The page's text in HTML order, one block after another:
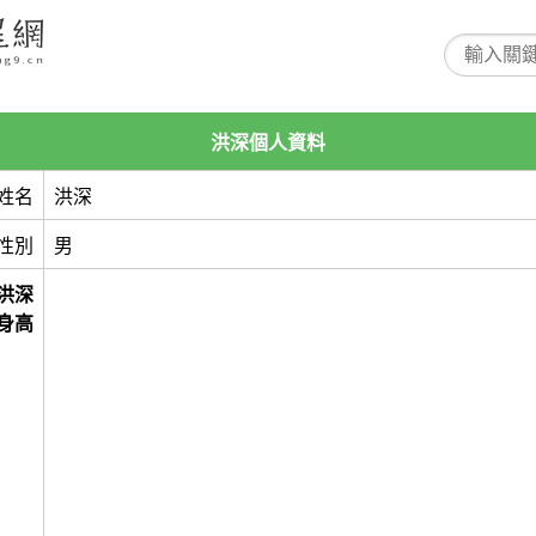
洪深個人資料
名 洪深
別 男
深
高